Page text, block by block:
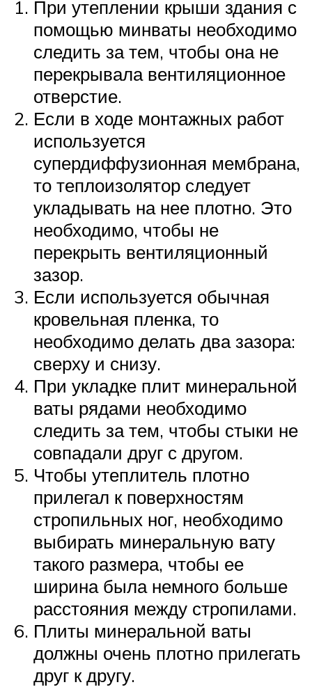
При утеплении крыши здания с
помощью минваты необходимо
следить за тем, чтобы она не
перекрывала вентиляционное
отверстие.
Если в ходе монтажных работ
используется
супердиффузионная мембрана,
то теплоизолятор следует
укладывать на нее плотно. Это
необходимо, чтобы не
перекрыть вентиляционный
зазор.
Если используется обычная
кровельная пленка, то
необходимо делать два зазора:
сверху и снизу.
При укладке плит минеральной
ваты рядами необходимо
следить за тем, чтобы стыки не
совпадали друг с другом.
Чтобы утеплитель плотно
прилегал к поверхностям
стропильных ног, необходимо
выбирать минеральную вату
такого размера, чтобы ее
ширина была немного больше
расстояния между стропилами.
Плиты минеральной ваты
должны очень плотно прилегать
друг к другу.